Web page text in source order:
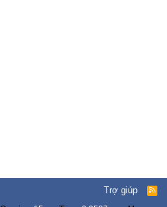
Trợ giúp
R